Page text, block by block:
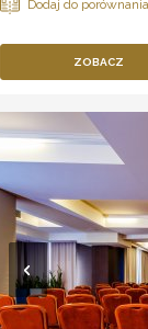
ZOBACZ